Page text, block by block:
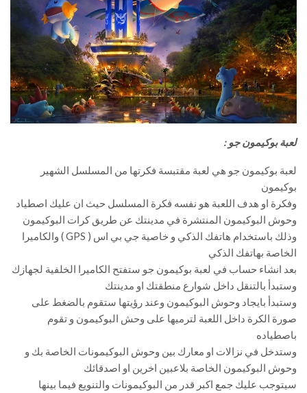
لعبة بوكيمون جو :
لعبة بوكيمون جو هي لعبة مقتبسة فكرتها من المسلسل الشهير
بوكيمون
وفكرة او هدف اللعبة هو نفسه فكرة المسلسل حيث ان عليك اصطياد
وحوش البوكيمون المنتشرة في مدينتك عن طريق كرات البوكيمون
وذلك باستخدام هاتفك الذكي و خاصية جي بي اس ( GPS ) والكاميرا
الخاصة بهاتفك الذكي
بعد انشاء حساب في لعبة بوكيمون جو ستفتح الكاميرا الخلفية لجهازك
وستبدأ بالتنقل داخل شوارع منطقتك او مدينتك
وستبدأ بايجاد وحوش البوكيمون وعند رؤيتها ستقوم بالضغط على
صورة الكرة داخل اللعبة لترميها على وحش البوكيمون و تقوم
باصطياده
وستدخل في نزالات او معارك بين وحوش البوكيمونات الخاصة بك و
وحوش البوكيمون الخاصة بلاعبين اخرين او اصدقائك
سيتوجب عليك جمع اكبر قدر من البوكيمونات والتنويع فيما بينها